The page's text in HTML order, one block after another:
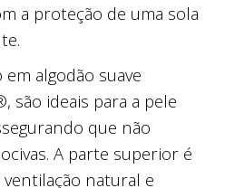
a proteção de uma sola
algodão suave
são ideais para a pele
que não
A parte superior é
natural e